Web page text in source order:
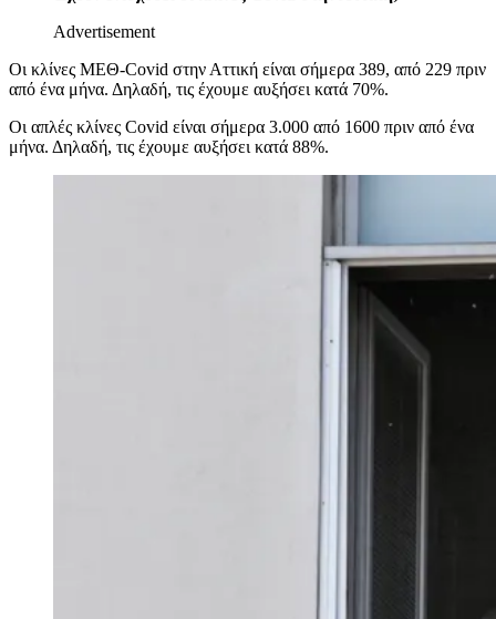
Advertisement
Οι κλίνες ΜΕΘ-Covid στην Αττική είναι σήμερα 389, από 229 πριν
από ένα μήνα. Δηλαδή, τις έχουμε αυξήσει κατά 70%.
Οι απλές κλίνες Covid είναι σήμερα 3.000 από 1600 πριν από ένα
μήνα. Δηλαδή, τις έχουμε αυξήσει κατά 88%.